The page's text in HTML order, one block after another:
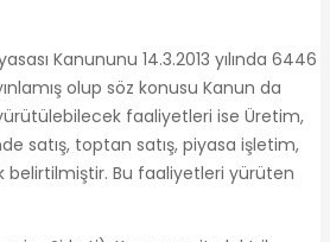
Kanununu 14.3.2013 yılında 6446
olup söz konusu Kanun da
faaliyetleri ise Üretim,
satış, toptan satış, piyasa işletim,
Bu faaliyetleri yürüten